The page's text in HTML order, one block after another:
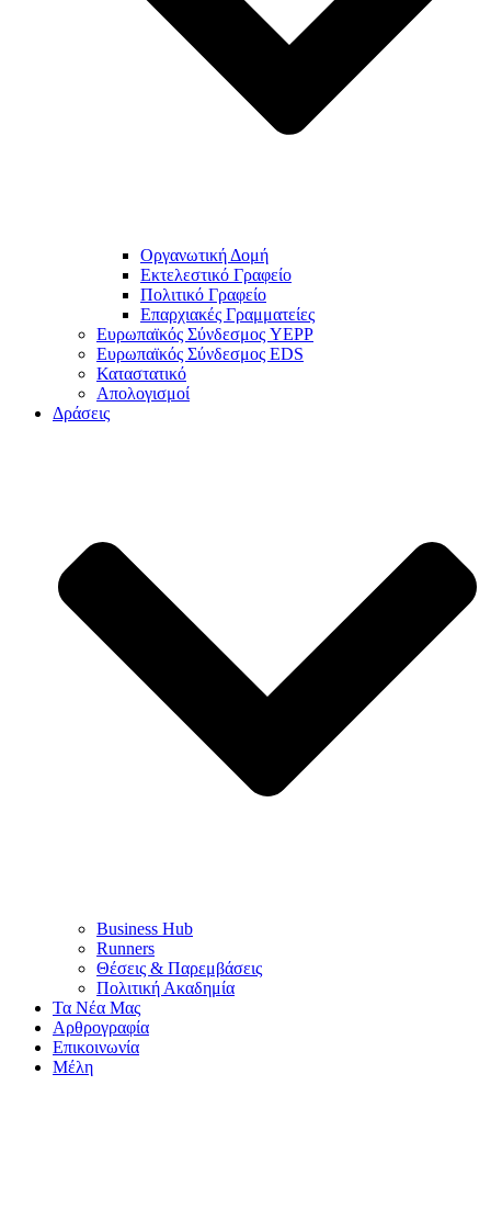
Οργανωτική Δομή
Εκτελεστικό Γραφείο
Πολιτικό Γραφείο
Επαρχιακές Γραμματείες
Ευρωπαϊκός Σύνδεσμος YEPP
Ευρωπαϊκός Σύνδεσμος EDS
Καταστατικό
Απολογισμοί
Δράσεις
Business Hub
Runners
Θέσεις & Παρεμβάσεις
Πολιτική Ακαδημία
Τα Νέα Μας
Αρθρογραφία
Επικοινωνία
Μέλη